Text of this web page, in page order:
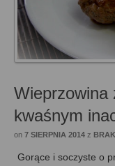
Wieprzowina
kwaśnym
on 7 SIERPNIA 2014 z
Gorące i soczyste o